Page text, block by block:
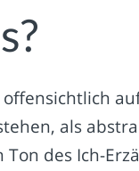
als
des Ich-